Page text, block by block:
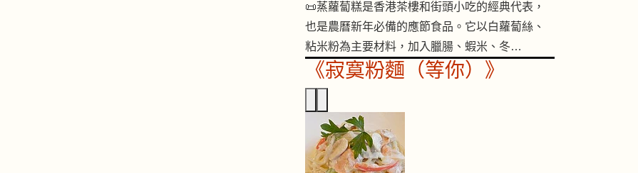
📜蒸蘿蔔糕是香港茶樓和街頭小吃的經典代表，
也是農曆新年必備的應節食品。它以白蘿蔔絲、
粘米粉為主要材料，加入臘腸、蝦米、冬…
《寂寞粉麵（等你）》